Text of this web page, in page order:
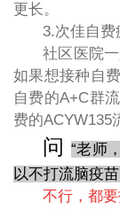
更长。
3.次佳自
社区医院
如果想接种自
自费的A+C群
费的ACYW135
问“老师
以不打流脑疫苗
不行，都